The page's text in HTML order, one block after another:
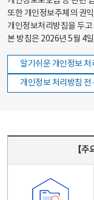
또한 개인정보주체의 권
개인정보처리방침을 두고
본 방침은 2026년 5월 4
알기쉬운 개인정보 처
개인정보 처리방침 전
【주